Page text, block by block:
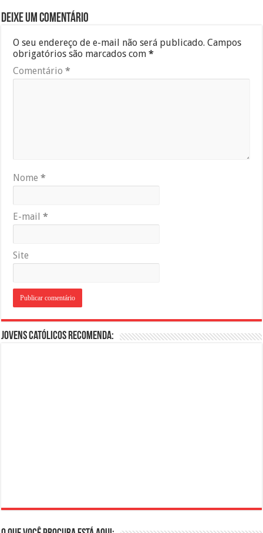
Deixe um comentário
O seu endereço de e-mail não será publicado. Campos
obrigatórios são marcados com*
Comentário*
Nome*
E-mail*
Site
Jovens Católicos Recomenda: